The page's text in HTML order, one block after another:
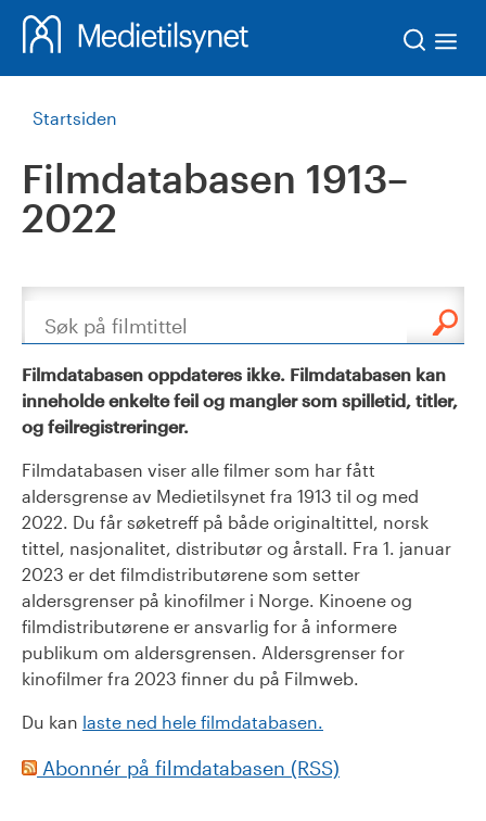
Startsiden
Filmdatabasen 1913–
2022
Søk
Filmdatabasen oppdateres ikke. Filmdatabasen kan
inneholde enkelte feil og mangler som spilletid, titler,
og feilregistreringer.
Filmdatabasen viser alle filmer som har fått
aldersgrense av Medietilsynet fra 1913 til og med
2022. Du får søketreff på både originaltittel, norsk
tittel, nasjonalitet, distributør og årstall. Fra 1. januar
2023 er det filmdistributørene som setter
aldersgrenser på kinofilmer i Norge. Kinoene og
filmdistributørene er ansvarlig for å informere
publikum om aldersgrensen. Aldersgrenser for
kinofilmer fra 2023 finner du på Filmweb.
Du kan laste ned hele filmdatabasen.
Abonnér på filmdatabasen (RSS)